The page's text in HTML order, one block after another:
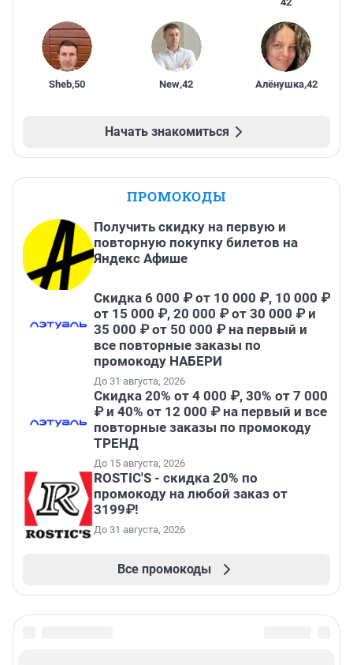
Sheb,50 New,42 Алёнушка,42
Начать знакомиться
ПРОМОКОДЫ
Получить скидку на первую и
повторную покупку билетов на
Яндекс Афише
Скидка 6 000 ₽ от 10 000 ₽, 10 000 ₽
от 15 000 ₽, 20 000 ₽ от 30 000 ₽ и
35 000 ₽ от 50 000 ₽ на первый и
все повторные заказы по
промокоду НАБЕРИ
До 31 августа, 2026
Скидка 20% от 4 000 ₽, 30% от 7 000
₽ и 40% от 12 000 ₽ на первый и все
повторные заказы по промокоду
ТРЕНД
До 15 августа, 2026
ROSTIC'S - скидка 20% по
промокоду на любой заказ от
3199₽!
До 31 августа, 2026
Все промокоды